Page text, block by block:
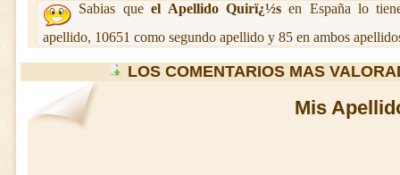
Sabias queel Apellido Quirï¿½sen España lo
apellido, 10651 como segundo apellido y 85 en ambos
LOS COMENTARIOS MAS
Mis